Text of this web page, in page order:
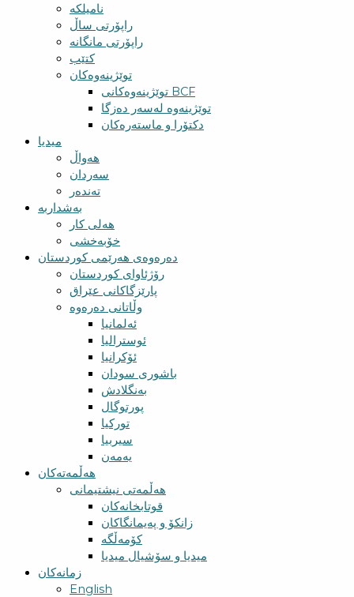
نامیلکە
راپۆرتی ساڵ
راپۆرتی مانگانە
کتێب
توێژینەوەکان
توێژینەوەکانی BCF​
توێژینەوە لەسەر دەزگا
دکتۆرا و ماستەرەکان
میدیا
‌‌هەواڵ
سه‌ردان
تەندەر
بەشداربە
هەلی کار
خۆبەخشی
دەرەوەی هەرێمی کوردستان
رۆژئاوای کوردستان
پارێزگاکانی عێراق
وڵاتانی دەرەوە
ئەلمانیا
ئوسترالیا
ئۆکرانیا
باشوری سودان
بەنگلادش
پورتوگال
تورکیا
سیربیا
یەمەن
هەڵمەتەکان
هەڵمەتی نیشتیمانی
قوتابخانەکان
زانکۆ و پەیمانگاکان
کۆمەڵگە
میدیا و سۆشیال میدیا
زمانەکان
English